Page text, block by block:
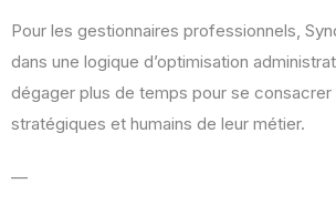
Pour les gestionnaires professionnels,
dans une logique d’optimisation
dégager plus de temps pour se
stratégiques et humains de leur métier.
—